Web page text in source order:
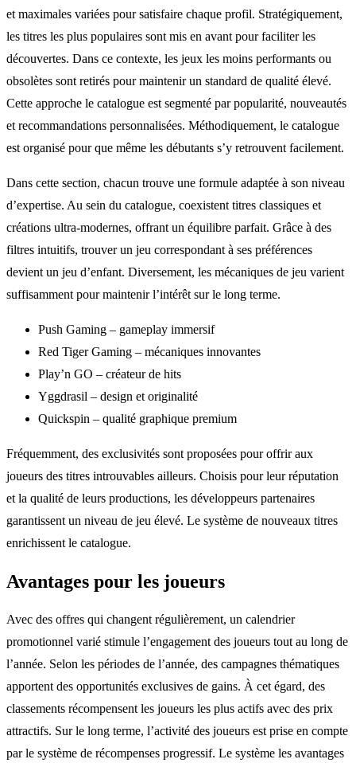
et maximales variées pour satisfaire chaque profil. Stratégiquement,
les titres les plus populaires sont mis en avant pour faciliter les
découvertes. Dans ce contexte, les jeux les moins performants ou
obsolètes sont retirés pour maintenir un standard de qualité élevé.
Cette approche le catalogue est segmenté par popularité, nouveautés
et recommandations personnalisées. Méthodiquement, le catalogue
est organisé pour que même les débutants s’y retrouvent facilement.
Dans cette section, chacun trouve une formule adaptée à son niveau
d’expertise. Au sein du catalogue, coexistent titres classiques et
créations ultra-modernes, offrant un équilibre parfait. Grâce à des
filtres intuitifs, trouver un jeu correspondant à ses préférences
devient un jeu d’enfant. Diversement, les mécaniques de jeu varient
suffisamment pour maintenir l’intérêt sur le long terme.
Push Gaming – gameplay immersif
Red Tiger Gaming – mécaniques innovantes
Play’n GO – créateur de hits
Yggdrasil – design et originalité
Quickspin – qualité graphique premium
Fréquemment, des exclusivités sont proposées pour offrir aux
joueurs des titres introuvables ailleurs. Choisis pour leur réputation
et la qualité de leurs productions, les développeurs partenaires
garantissent un niveau de jeu élevé. Le système de nouveaux titres
enrichissent le catalogue.
Avantages pour les joueurs
Avec des offres qui changent régulièrement, un calendrier
promotionnel varié stimule l’engagement des joueurs tout au long de
l’année. Selon les périodes de l’année, des campagnes thématiques
apportent des opportunités exclusives de gains. À cet égard, des
classements récompensent les joueurs les plus actifs avec des prix
attractifs. Sur le long terme, l’activité des joueurs est prise en compte
par le système de récompenses progressif. Le système les avantages